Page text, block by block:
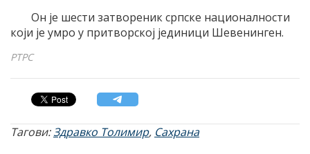
Он је шести затвореник српске националности
који је умро у притворској јединици Шевенинген.
РТРС
Тагови:Здравко Толимир, Сахрана